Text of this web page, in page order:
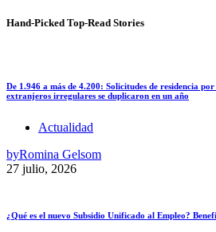
Hand-Picked Top-Read Stories
De 1.946 a más de 4.200: Solicitudes de residencia
extranjeros irregulares se duplicaron en un año
Actualidad
byRomina Gelsom
27 julio, 2026
¿Qué es el nuevo Subsidio Unificado al Empleo?